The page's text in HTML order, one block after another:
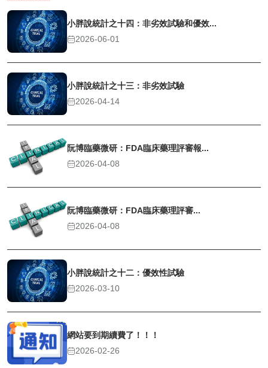
小胖說統計之十四：非劣效試驗和優效...
2026-06-01
小胖說統計之十三：非劣效試驗
2026-04-14
阮博臨藥微研：FDA臨床藥理評審報...
2026-04-08
阮博臨藥微研：FDA臨床藥理評審...
2026-04-08
小胖說統計之十二：優效性試驗
2026-03-10
網站要到期續費了！！！
2026-02-26